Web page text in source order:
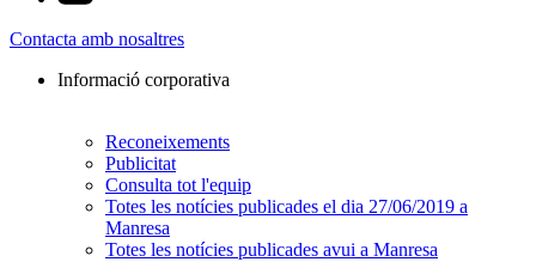
Contacta amb nosaltres
Informació corporativa
Reconeixements
Publicitat
Consulta tot l'equip
Totes les notícies publicades el dia 27/06/2019 a
Manresa
Totes les notícies publicades avui a Manresa